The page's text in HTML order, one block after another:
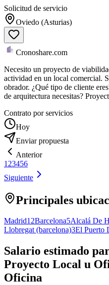
Solicitud de servicio
Oviedo (Asturias)
Cronoshare.com
Necesito un proyecto de
actividad en un local comercial.
obrador. ¿Qué tipo de cliente
de arquitectura necesitas?
Contrato por servicios
Hoy
Enviar propuesta
Anterior
1 23456
Siguiente
Principales
Madrid12Barcelona5Alcalá De
Llobregat (barcelona)3El Puerto
Salario estimado
Proyecto Local u
Oficina